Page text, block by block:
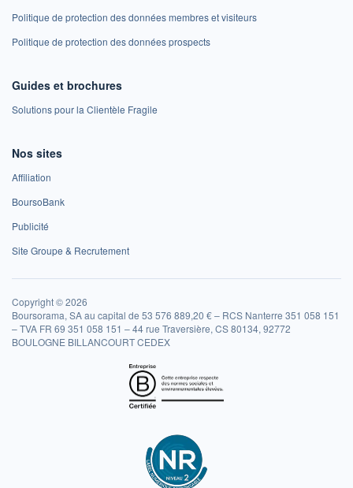
Politique de protection des données membres et visiteurs
Politique de protection des données prospects
Guides et brochures
Solutions pour la Clientèle Fragile
Nos sites
Affiliation
BoursoBank
Publicité
Site Groupe & Recrutement
Copyright © 2026
Boursorama, SA au capital de 53 576 889,20 € – RCS Nanterre 351 058 151
– TVA FR 69 351 058 151 – 44 rue Traversière, CS 80134, 92772
BOULOGNE BILLANCOURT CEDEX